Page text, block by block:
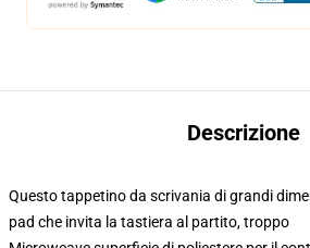
Descrizione
Questo tappetino da scrivania di grandi
pad che invita la tastiera al partito, troppo